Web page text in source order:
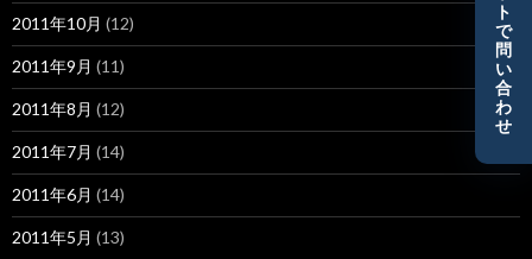
2011年10月 (12)
2011年9月 (11)
2011年8月 (12)
2011年7月 (14)
2011年6月 (14)
2011年5月 (13)
ト
で
問
い
合
わ
せ